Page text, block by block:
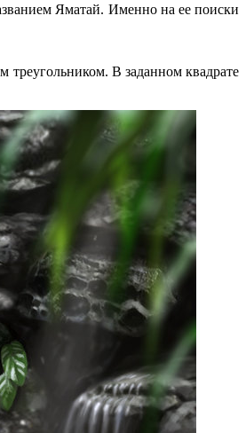
Яматай. Именно на ее поиски
треугольником. В заданном квадрате